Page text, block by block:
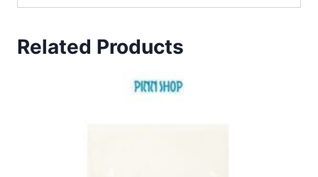
Related Products